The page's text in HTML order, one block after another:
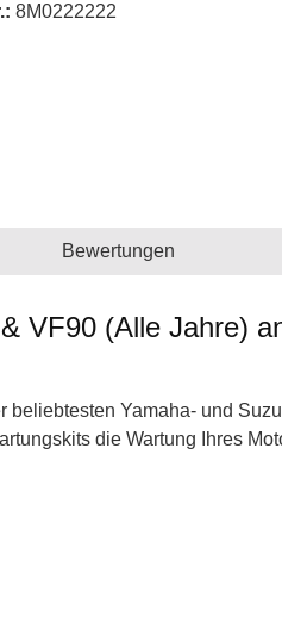
8M0222222
Bewertungen
VF90 (Alle Jahre)
Yamaha- und
die Wartung Ihres